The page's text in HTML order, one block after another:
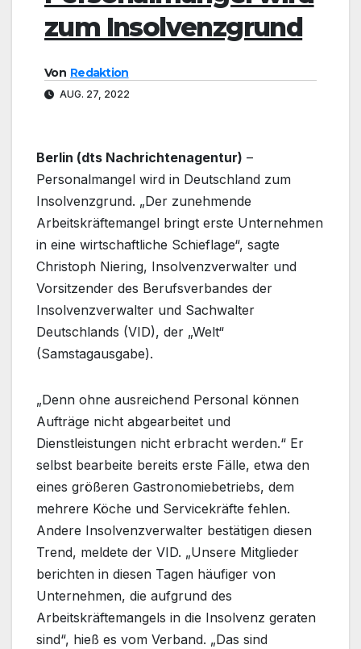
zum Insolvenzgrund
Von Redaktion
AUG. 27, 2022
Berlin (dts Nachrichtenagentur) –
Personalmangel wird in Deutschland zum
Insolvenzgrund. „Der zunehmende
Arbeitskräftemangel bringt erste Unternehmen
in eine wirtschaftliche Schieflage“, sagte
Christoph Niering, Insolvenzverwalter und
Vorsitzender des Berufsverbandes der
Insolvenzverwalter und Sachwalter
Deutschlands (VID), der „Welt“
(Samstagausgabe).
„Denn ohne ausreichend Personal können
Aufträge nicht abgearbeitet und
Dienstleistungen nicht erbracht werden.“ Er
selbst bearbeite bereits erste Fälle, etwa den
eines größeren Gastronomiebetriebs, dem
mehrere Köche und Servicekräfte fehlen.
Andere Insolvenzverwalter bestätigen diesen
Trend, meldete der VID. „Unsere Mitglieder
berichten in diesen Tagen häufiger von
Unternehmen, die aufgrund des
Arbeitskräftemangels in die Insolvenz geraten
sind“, hieß es vom Verband. „Das sind